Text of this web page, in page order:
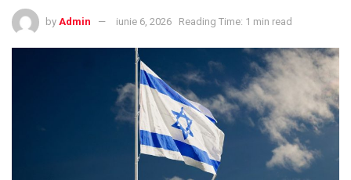
by Admin iunie 6, 2026 Reading Time: 1 min read